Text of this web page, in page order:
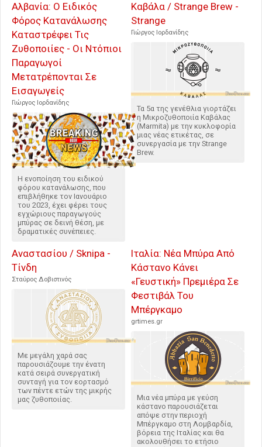
Αλβανία: Ο Ειδικός
Φόρος Κατανάλωσης
Καταστρέφει Τις
Ζυθοποιίες - Οι Ντόπιοι
Παραγωγοί
Μετατρέπονται Σε
Εισαγωγείς
Γιώργος Ιορδανίδης
Η ενοποίηση του ειδικού
φόρου κατανάλωσης, που
επιβλήθηκε τον Ιανουάριο
του 2023, έχει φέρει τους
εγχώριους παραγωγούς
μπύρας σε δεινή θέση, με
δραματικές συνέπειες.
Καβάλα / Strange Brew -
Strange
Γιώργος Ιορδανίδης
Τα 5α της γενέθλια γιορτάζει
η Μικροζυθοποιία Καβάλας
(Marmita) με την κυκλοφορία
μιας νέας ετικέτας, σε
συνεργασία με την Strange
Brew.
Αναστασίου / Sknipa -
Τίνδη
Σταύρος Δοβιστινός
Με μεγάλη χαρά σας
παρουσιάζουμε την ένατη
κατά σειρά συνεργατική
συνταγή για τον εορτασμό
των πέντε ετών της μικρής
μας ζυθοποιίας.
Ιταλία: Νέα Μπύρα Από
Κάστανο Κάνει
«Γευστική» Πρεμιέρα Σε
Φεστιβάλ Του
Μπέργκαμο
grtimes.gr
Μια νέα μπύρα με γεύση
κάστανο παρουσιάζεται
απόψε στην περιοχή
Μπέργκαμο στη Λομβαρδία,
βόρεια της Ιταλίας και θα
ακολουθήσει το ετήσιο